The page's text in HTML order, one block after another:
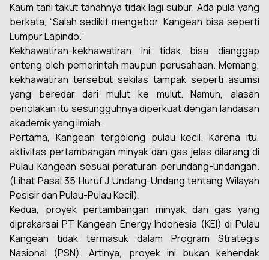
Kaum tani takut tanahnya tidak lagi subur. Ada pula yang
berkata, “Salah sedikit mengebor, Kangean bisa seperti
Lumpur Lapindo.”
Kekhawatiran-kekhawatiran ini tidak bisa dianggap
enteng oleh pemerintah maupun perusahaan. Memang,
kekhawatiran tersebut sekilas tampak seperti asumsi
yang beredar dari mulut ke mulut. Namun, alasan
penolakan itu sesungguhnya diperkuat dengan landasan
akademik yang ilmiah.
Pertama, Kangean tergolong pulau kecil. Karena itu,
aktivitas pertambangan minyak dan gas jelas dilarang di
Pulau Kangean sesuai peraturan perundang-undangan.
(Lihat Pasal 35 Huruf J Undang-Undang tentang Wilayah
Pesisir dan Pulau-Pulau Kecil).
Kedua, proyek pertambangan minyak dan gas yang
diprakarsai PT Kangean Energy Indonesia (KEI) di Pulau
Kangean tidak termasuk dalam Program Strategis
Nasional (PSN). Artinya, proyek ini bukan kehendak